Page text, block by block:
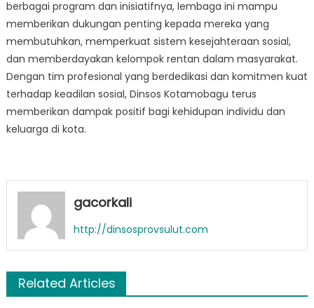
berbagai program dan inisiatifnya, lembaga ini mampu
memberikan dukungan penting kepada mereka yang
membutuhkan, memperkuat sistem kesejahteraan sosial,
dan memberdayakan kelompok rentan dalam masyarakat.
Dengan tim profesional yang berdedikasi dan komitmen kuat
terhadap keadilan sosial, Dinsos Kotamobagu terus
memberikan dampak positif bagi kehidupan individu dan
keluarga di kota.
gacorkali
http://dinsosprovsulut.com
Related Articles